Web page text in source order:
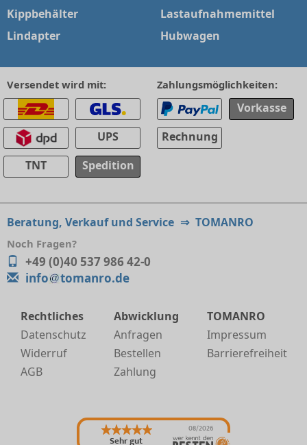
Kippbehälter
Lindapter
Lastaufnahmemittel
Hubwagen
Versendet wird mit:
UPS
TNT
Spedition
Zahlungsmöglichkeiten:
Vorkasse
Rechnung
Beratung, Verkauf und Service ⇒ TOMANRO
Noch Fragen?
+49 (0)40 537 986 42-0
info
tomanro.de
Rechtliches
Datenschutz
Widerruf
AGB
Abwicklung
Anfragen
Bestellen
Zahlung
TOMANRO
Impressum
Barrierefreiheit
Sehr gut
08/2026